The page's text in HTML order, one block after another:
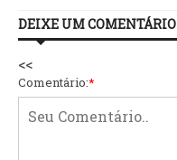
DEIXE UM COMENTÁRIO
<<
Comentário:*